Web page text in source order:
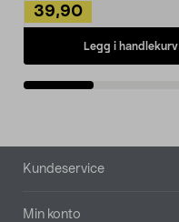
39,90
Legg i handlekurv
Bunntekst
Kundeservice
Min konto